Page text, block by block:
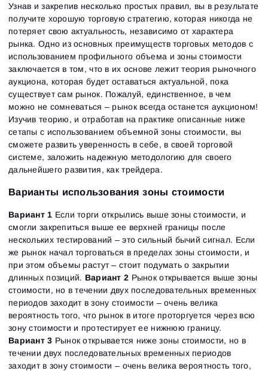
Узнав и закрепив несколько простых правил, вы в результате
получите хорошую торговую стратегию, которая никогда не
потеряет свою актуальность, независимо от характера
рынка. Одно из основных преимуществ торговых методов с
использованием профильного объема и зоны стоимости
заключается в том, что в их основе лежит теория рыночного
аукциона, которая будет оставаться актуальной, пока
существует сам рынок. Пожалуй, единственное, в чем
можно не сомневаться – рынок всегда останется аукционом!
Изучив теорию, и отработав на практике описанные ниже
сетапы с использованием объемной зоны стоимости, вы
сможете развить уверенность в себе, в своей торговой
системе, заложить надежную методологию для своего
дальнейшего развития, как трейдера.
Варианты использования зоны стоимости
Вариант 1 Если торги открылись выше зоны стоимости, и
смогли закрепиться выше ее верхней границы после
нескольких тестирований – это сильный бычий сигнал. Если
же рынок начал торговаться в пределах зоны стоимости, и
при этом объемы растут – стоит подумать о закрытии
длинных позиций. Вариант 2 Рынок открывается выше зоны
стоимости, но в течении двух последовательных временных
периодов заходит в зону стоимости – очень велика
вероятность того, что рынок в итоге проторгуется через всю
зону стоимости и протестирует ее нижнюю границу.
Вариант 3 Рынок открывается ниже зоны стоимости, но в
течении двух последовательных временных периодов
заходит в зону стоимости – очень велика вероятность того,